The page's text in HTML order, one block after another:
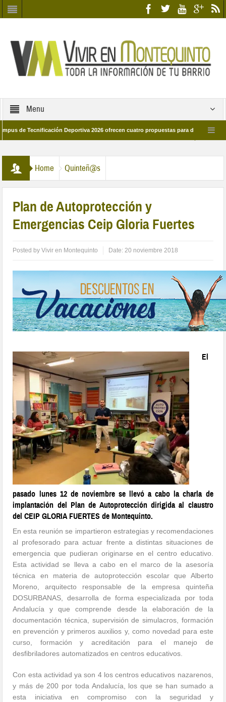
Menu
Tecnificación Deportiva 2026 ofrecen cuatro propuestas para disfrutar del
Home Quinteñ@s
Plan de Autoprotección y
Emergencias Ceip Gloria Fuertes
Posted byVivir en Montequinto Date:20 noviembre 2018
El
pasado lunes 12 de noviembre se llevó a cabo la charla de
implantación del Plan de Autoprotección dirigida al claustro
del CEIP GLORIA FUERTES de Montequinto.
En esta reunión se impartieron estrategias y recomendaciones
al profesorado para actuar frente a distintas situaciones de
emergencia que pudieran originarse en el centro educativo.
Esta actividad se lleva a cabo en el marco de la asesoría
técnica en materia de autoprotección escolar que Alberto
Moreno, arquitecto responsable de la empresa quinteña
DOSURBANAS, desarrolla de forma especializada por toda
Andalucía y que comprende desde la elaboración de la
documentación técnica, supervisión de simulacros, formación
en prevención y primeros auxilios y, como novedad para este
curso, formación y acreditación para el manejo de
desfibriladores automatizados en centros educativos.
Con esta actividad ya son 4 los centros educativos nazarenos,
y más de 200 por toda Andalucía, los que se han sumado a
esta iniciativa en compromiso con la seguridad y